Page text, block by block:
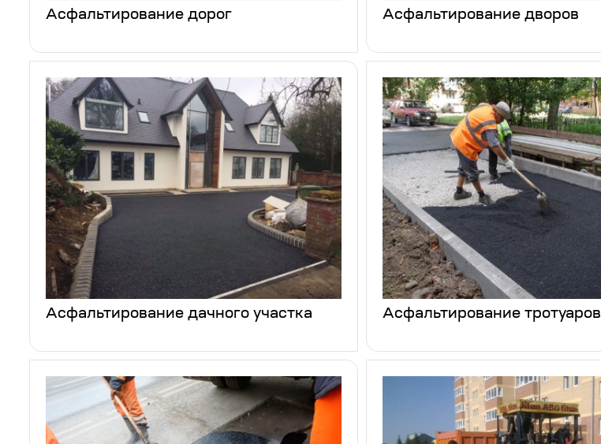
Асфальтирование дорог Асфальтирование дворов
Асфальтирование дачного участка Асфальтирование тротуаров